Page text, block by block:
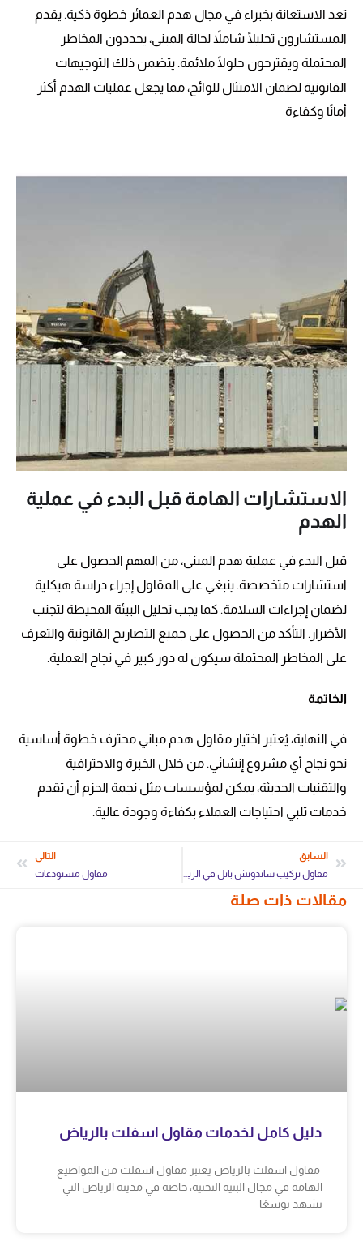
تعد الاستعانة بخبراء في مجال هدم العمائر خطوة ذكية. يقدم
المستشارون تحليلًا شاملاً لحالة المبنى، يحددون المخاطر
المحتملة ويقترحون حلولًا ملائمة. يتضمن ذلك التوجيهات
القانونية لضمان الامتثال للوائح، مما يجعل عمليات الهدم أكثر
أمانًا وكفاءة
الاستشارات الهامة قبل البدء في عملية
الهدم
قبل البدء في عملية هدم المبنى، من المهم الحصول على
استشارات متخصصة. ينبغي على المقاول إجراء دراسة هيكلية
لضمان إجراءات السلامة. كما يجب تحليل البيئة المحيطة لتجنب
الأضرار. التأكد من الحصول على جميع التصاريح القانونية والتعرف
على المخاطر المحتملة سيكون له دور كبير في نجاح العملية.
الخاتمة
في النهاية، يُعتبر اختيار مقاول هدم مباني محترف خطوة أساسية
نحو نجاح أي مشروع إنشائي. من خلال الخبرة والاحترافية
والتقنيات الحديثة، يمكن لمؤسسات مثل نجمة الحزم أن تقدم
خدمات تلبي احتياجات العملاء بكفاءة وجودة عالية.
السابق
التالي
مقاول مستودعات
مقالات ذات صلة
دليل كامل لخدمات مقاول اسفلت بالرياض
مقاول اسفلت بالرياض يعتبر مقاول اسفلت من المواضيع
الهامة في مجال البنية التحتية، خاصة في مدينة الرياض التي
تشهد توسعًا